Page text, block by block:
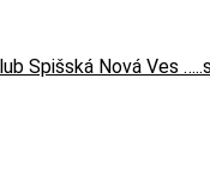
Spišská Nová Ves